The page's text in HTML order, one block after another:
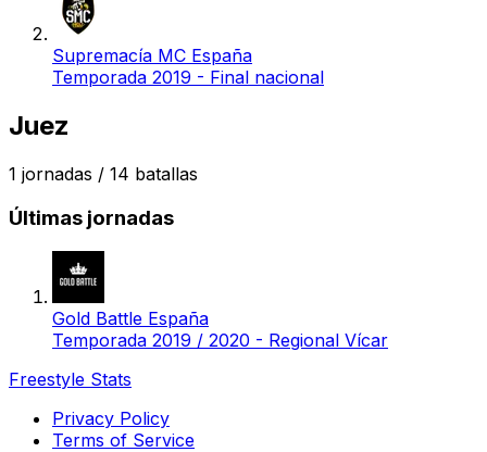
Supremacía MC España
Temporada 2019 - Final nacional
Juez
1 jornadas / 14 batallas
Últimas jornadas
Gold Battle España
Temporada 2019 / 2020 - Regional Vícar
Freestyle Stats
Privacy Policy
Terms of Service